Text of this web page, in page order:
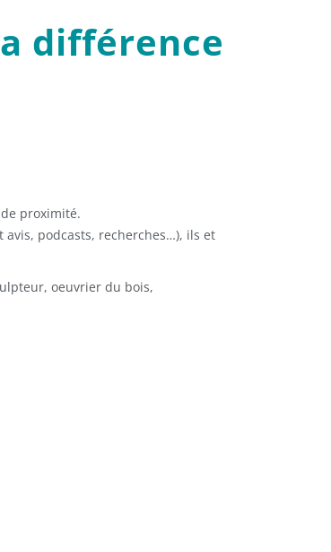
différence
proximité.
podcasts, recherches…), ils et
oeuvrier du bois,